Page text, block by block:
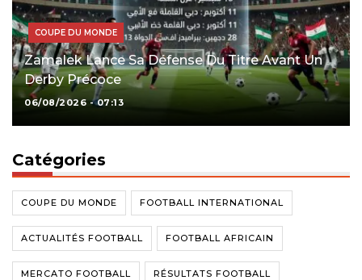
COUPE DU MONDE
Zamalek Lance Sa Défense Du Titre Avant Un
Derby Précoce
06/08/2026 - 07:13
Catégories
COUPE DU MONDE FOOTBALL INTERNATIONAL
ACTUALITÉS FOOTBALL FOOTBALL AFRICAIN
MERCATO FOOTBALL RÉSULTATS FOOTBALL